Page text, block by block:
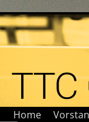
Home